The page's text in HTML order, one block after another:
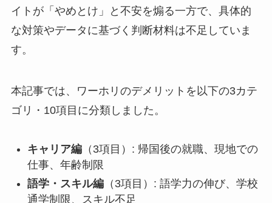
イトが「やめとけ」と不安を煽る一方で、具体的
な対策やデータに基づく判断材料は不足していま
す。
本記事では、ワーホリのデメリットを以下の3カテ
ゴリ・10項目に分類しました。
キャリア編（3項目）: 帰国後の就職、現地での
仕事、年齢制限
語学・スキル編（3項目）: 語学力の伸び、学校
通学制限、スキル不足